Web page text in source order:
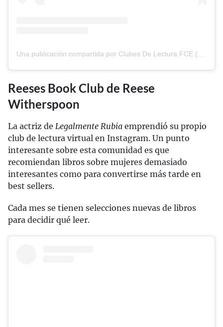
Una publicación compartida por Clubes De Lectura FCE (@clubes_lectura_fce)
Reeses Book Club de Reese
Witherspoon
La actriz de Legalmente Rubia emprendió su propio
club de lectura virtual en Instagram. Un punto
interesante sobre esta comunidad es que
recomiendan libros sobre mujeres demasiado
interesantes como para convertirse más tarde en
best sellers.
Cada mes se tienen selecciones nuevas de libros
para decidir qué leer.